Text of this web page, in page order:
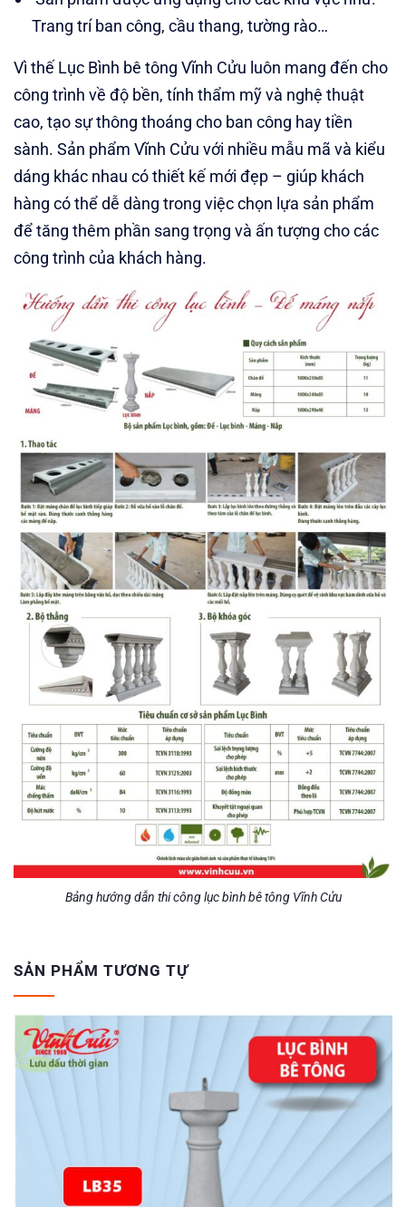
Trang trí ban công, cầu thang, tường rào…
Vì thế Lục Bình bê tông Vĩnh Cửu luôn mang đến cho
công trình về độ bền, tính thẩm mỹ và nghệ thuật
cao, tạo sự thông thoáng cho ban công hay tiền
sành. Sản phẩm Vĩnh Cửu với nhiều mẫu mã và kiểu
dáng khác nhau có thiết kế mới đẹp – giúp khách
hàng có thể dễ dàng trong việc chọn lựa sản phẩm
để tăng thêm phần sang trọng và ấn tượng cho các
công trình của khách hàng.
Bảng hướng dẫn thi công lục bình bê tông Vĩnh Cửu
SẢN PHẨM TƯƠNG TỰ